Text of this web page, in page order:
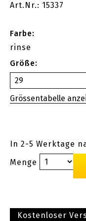
Art.Nr.: 15337
Farbe:
rinse
Größe:
In 2-5 Werktage
Menge
Kostenloser